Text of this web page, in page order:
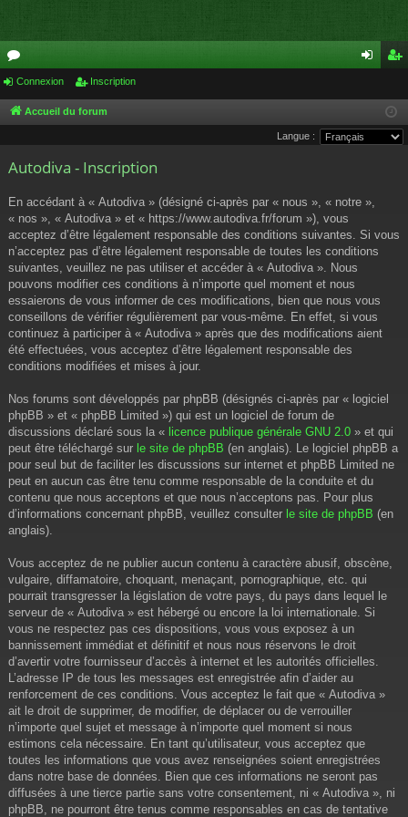
or
u
s
cri
pti
Connexion Inscription
Accueil du forum
Langue :
Autodiva - Inscription
En accédant à « Autodiva » (désigné ci-après par « nous », « notre »,
« nos », « Autodiva » et « https://www.autodiva.fr/forum »), vous
acceptez d’être légalement responsable des conditions suivantes. Si vous
n’acceptez pas d’être légalement responsable de toutes les conditions
suivantes, veuillez ne pas utiliser et accéder à « Autodiva ». Nous
pouvons modifier ces conditions à n’importe quel moment et nous
essaierons de vous informer de ces modifications, bien que nous vous
conseillons de vérifier régulièrement par vous-même. En effet, si vous
continuez à participer à « Autodiva » après que des modifications aient
été effectuées, vous acceptez d’être légalement responsable des
conditions modifiées et mises à jour.
Nos forums sont développés par phpBB (désignés ci-après par « logiciel
phpBB » et « phpBB Limited ») qui est un logiciel de forum de
discussions déclaré sous la « licence publique générale GNU 2.0 » et qui
peut être téléchargé sur le site de phpBB (en anglais). Le logiciel phpBB a
pour seul but de faciliter les discussions sur internet et phpBB Limited ne
peut en aucun cas être tenu comme responsable de la conduite et du
contenu que nous acceptons et que nous n’acceptons pas. Pour plus
d’informations concernant phpBB, veuillez consulter le site de phpBB (en
anglais).
Vous acceptez de ne publier aucun contenu à caractère abusif, obscène,
vulgaire, diffamatoire, choquant, menaçant, pornographique, etc. qui
pourrait transgresser la législation de votre pays, du pays dans lequel le
serveur de « Autodiva » est hébergé ou encore la loi internationale. Si
vous ne respectez pas ces dispositions, vous vous exposez à un
bannissement immédiat et définitif et nous nous réservons le droit
d’avertir votre fournisseur d’accès à internet et les autorités officielles.
L’adresse IP de tous les messages est enregistrée afin d’aider au
renforcement de ces conditions. Vous acceptez le fait que « Autodiva »
ait le droit de supprimer, de modifier, de déplacer ou de verrouiller
n’importe quel sujet et message à n’importe quel moment si nous
estimons cela nécessaire. En tant qu’utilisateur, vous acceptez que
toutes les informations que vous avez renseignées soient enregistrées
dans notre base de données. Bien que ces informations ne seront pas
diffusées à une tierce partie sans votre consentement, ni « Autodiva », ni
phpBB, ne pourront être tenus comme responsables en cas de tentative